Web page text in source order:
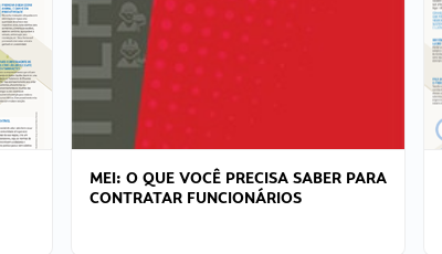
MEI: O QUE VOCÊ PRECISA SABER PARA
CONTRATAR FUNCIONÁRIOS